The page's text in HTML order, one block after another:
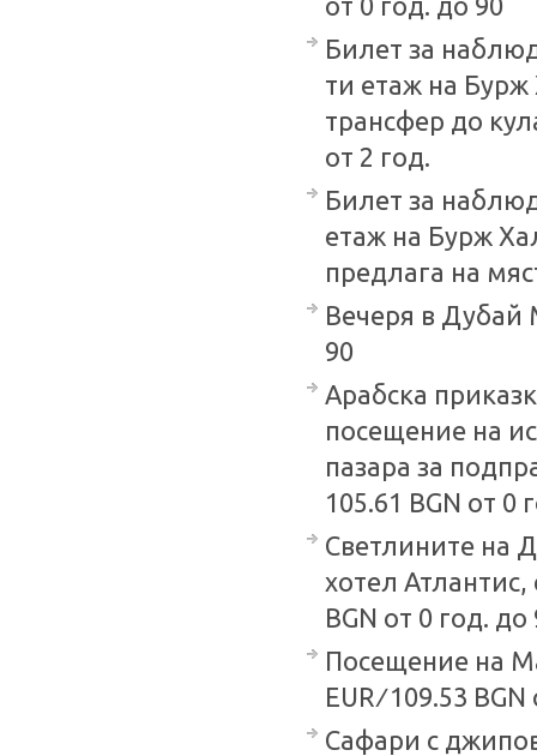
от 0 год. до 90
Билет за
ти етаж на
трансфер до
от 2 год.
Билет за
етаж на Бурж
предлага на
Вечеря в Дубай
90
Арабска
посещение на
пазара за
105.61 BGN от 0
Светлините на
хотел Атлантис,
BGN от 0 год. до
Посещение на
EUR ∕ 109.53
Сафари с